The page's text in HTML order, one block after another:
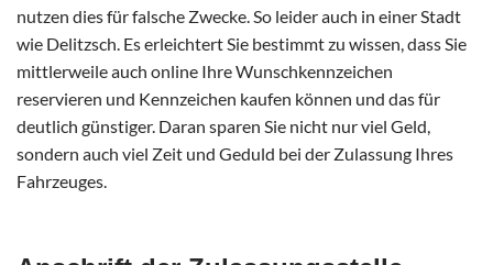
nutzen dies für falsche Zwecke. So leider auch in einer Stadt
wie Delitzsch. Es erleichtert Sie bestimmt zu wissen, dass Sie
mittlerweile auch online Ihre Wunschkennzeichen
reservieren und Kennzeichen kaufen können und das für
deutlich günstiger. Daran sparen Sie nicht nur viel Geld,
sondern auch viel Zeit und Geduld bei der Zulassung Ihres
Fahrzeuges.